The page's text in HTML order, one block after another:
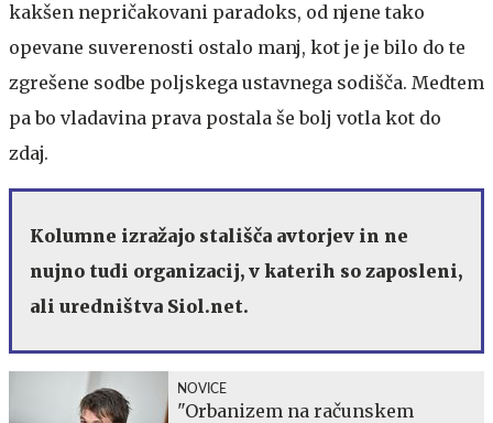
kakšen nepričakovani paradoks, od njene tako
opevane suverenosti ostalo manj, kot je je bilo do te
zgrešene sodbe poljskega ustavnega sodišča. Medtem
pa bo vladavina prava postala še bolj votla kot do
zdaj.
Kolumne izražajo stališča avtorjev in ne
nujno tudi organizacij, v katerih so zaposleni,
ali uredništva Siol.net.
NOVICE
"Orbanizem na računskem